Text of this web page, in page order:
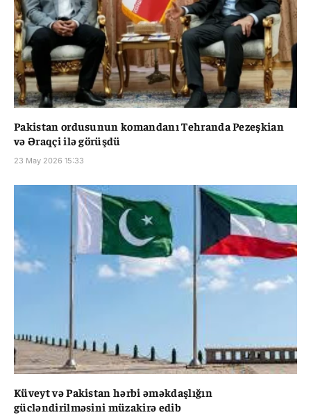
Pakistan ordusunun komandanı Tehranda Pezeşkian
və Əraqçi ilə görüşdü
23 May 2026 15:33
Küveyt və Pakistan hərbi əməkdaşlığın
gücləndirilməsini müzakirə edib